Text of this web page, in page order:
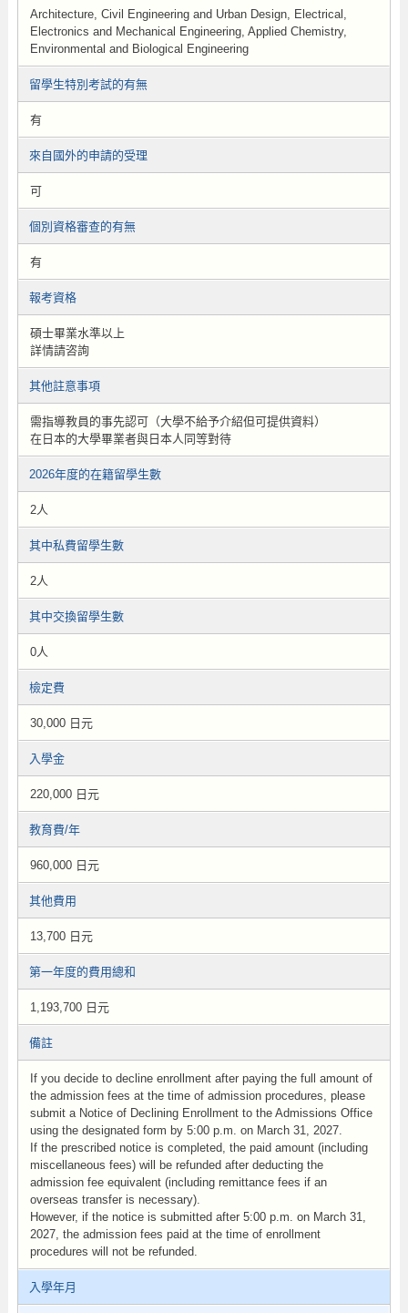
Architecture, Civil Engineering and Urban Design, Electrical,
Electronics and Mechanical Engineering, Applied Chemistry,
Environmental and Biological Engineering
留學生特別考試的有無
有
來自國外的申請的受理
可
個別資格審查的有無
有
報考資格
碩士畢業水準以上
詳情請咨詢
其他註意事項
需指導教員的事先認可（大學不給予介紹但可提供資料）
在日本的大學畢業者與日本人同等對待
2026年度的在籍留學生數
2人
其中私費留學生數
2人
其中交換留學生數
0人
檢定費
30,000 日元
入學金
220,000 日元
教育費/年
960,000 日元
其他費用
13,700 日元
第一年度的費用總和
1,193,700 日元
備註
If you decide to decline enrollment after paying the full amount of
the admission fees at the time of admission procedures, please
submit a Notice of Declining Enrollment to the Admissions Office
using the designated form by 5:00 p.m. on March 31, 2027.
If the prescribed notice is completed, the paid amount (including
miscellaneous fees) will be refunded after deducting the
admission fee equivalent (including remittance fees if an
overseas transfer is necessary).
However, if the notice is submitted after 5:00 p.m. on March 31,
2027, the admission fees paid at the time of enrollment
procedures will not be refunded.
入學年月